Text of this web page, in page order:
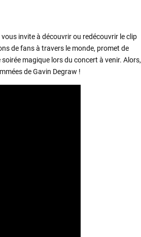
invite à découvrir ou redécouvrir le clip
de fans à travers le monde, promet de
magique lors du concert à venir. Alors,
de Gavin Degraw !